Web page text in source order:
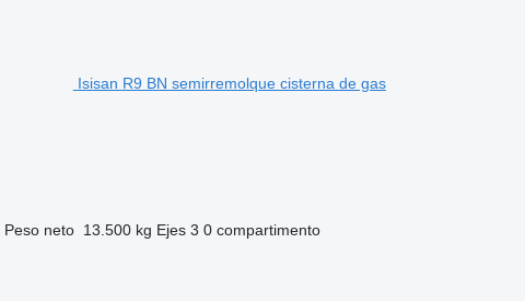
Isisan R9 BN semirremolque cisterna de gas
Peso neto 13.500 kg Ejes 3 0 compartimento